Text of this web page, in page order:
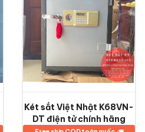
Két sắt Việt Nhật K68VN-
DT điện tử chính hãng